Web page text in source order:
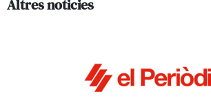
Altres noticies